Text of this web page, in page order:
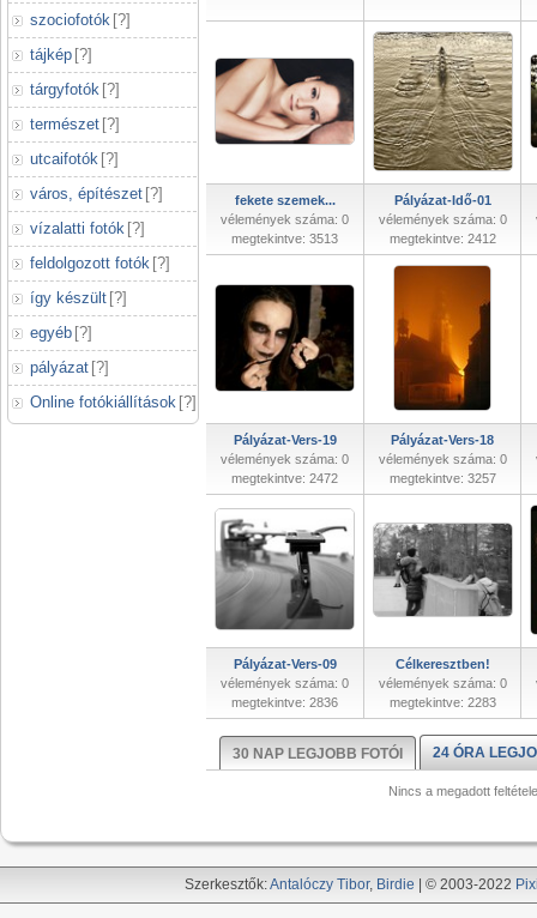
szociofotók [?]
tájkép [?]
tárgyfotók [?]
természet [?]
utcaifotók [?]
város, építészet [?]
vízalatti fotók [?]
feldolgozott fotók [?]
így készült [?]
egyéb [?]
pályázat [?]
Online fotókiállítások [?]
fekete szemek...
vélemények száma: 0
megtekintve: 3513
Pályázat-Idő-01
vélemények száma: 0
megtekintve: 2412
Pályázat-Vers-19
vélemények száma: 0
megtekintve: 2472
Pályázat-Vers-18
vélemények száma: 0
megtekintve: 3257
Pályázat-Vers-09
vélemények száma: 0
megtekintve: 2836
Célkeresztben!
vélemények száma: 0
megtekintve: 2283
30 NAP LEGJOBB FOTÓI 24 ÓRA
Nincs a megadott
Szerkesztők:Antalóczy Tibor, Birdie | © 2003-2022